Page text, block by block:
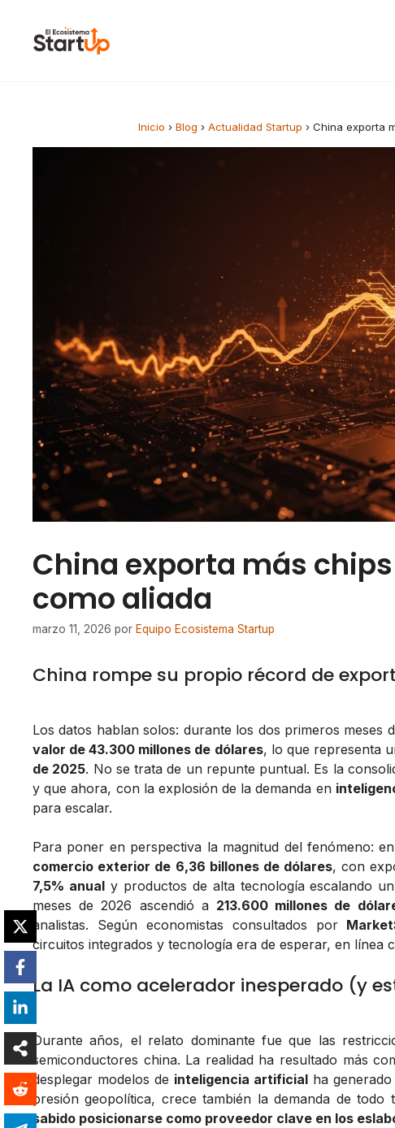
Inicio › Blog › Actualidad Startup › China exporta
China exporta más
como aliada
marzo 11, 2026 por Equipo Ecosistema Startup
China rompe su propio récord de
Los datos hablan solos: durante los dos primeros meses
valor de 43.300 millones de dólares, lo que representa
de 2025. No se trata de un repunte puntual. Es la
y que ahora, con la explosión de la demanda en
para escalar.
Para poner en perspectiva la magnitud del fenómeno:
comercio exterior de 6,36 billones de dólares, con
7,5% anualy productos de alta tecnología escalando
meses de 2026 ascendió a 213.600 millones de
analistas. Según economistas consultados por
circuitos integrados y tecnología era de esperar, en línea
La IA como acelerador inesperado (y
Durante años, el relato dominante fue que las
semiconductores china. La realidad ha resultado más
desplegar modelos de inteligencia artificial ha
presión geopolítica, crece también la demanda de
sabido posicionarse como proveedor clave en los